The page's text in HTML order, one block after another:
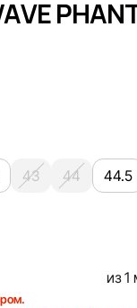
43 44
44.5
из 1